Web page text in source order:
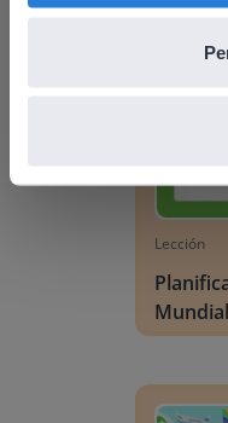
Planificador
Lección